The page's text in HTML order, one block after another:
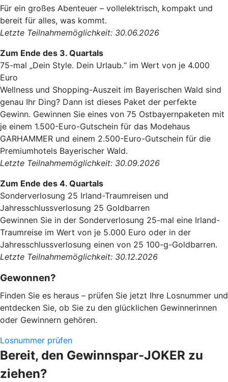
Für ein großes Abenteuer – vollelektrisch, kompakt und
bereit für alles, was kommt.
Letzte Teilnahmemöglichkeit: 30.06.2026
Zum Ende des 3. Quartals
75-mal „Dein Style. Dein Urlaub.“ im Wert von je 4.000
Euro
Wellness und Shopping-Auszeit im Bayerischen Wald sind
genau Ihr Ding? Dann ist dieses Paket der perfekte
Gewinn. Gewinnen Sie eines von 75 Ostbayernpaketen mit
je einem 1.500-Euro-Gutschein für das Modehaus
GARHAMMER und einem 2.500-Euro-Gutschein für die
Premiumhotels Bayerischer Wald.
Letzte Teilnahmemöglichkeit: 30.09.2026
Zum Ende des 4. Quartals
Sonderverlosung 25 Irland-Traumreisen und
Jahresschlussverlosung 25 Goldbarren
Gewinnen Sie in der Sonderverlosung 25-mal eine Irland-
Traumreise im Wert von je 5.000 Euro oder in der
Jahresschlussverlosung einen von 25 100-g-Goldbarren.
Letzte Teilnahmemöglichkeit: 30.12.2026
Gewonnen?
Finden Sie es heraus – prüfen Sie jetzt Ihre Losnummer und
entdecken Sie, ob Sie zu den glücklichen Gewinnerinnen
oder Gewinnern gehören.
Losnummer prüfen
Bereit, den Gewinnspar-JOKER zu
ziehen?